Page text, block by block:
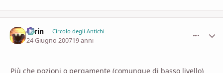
Larin Circolo degli Antichi
24 Giugno 200719 anni
Più che pozioni o pergamente (comunque di basso livello)